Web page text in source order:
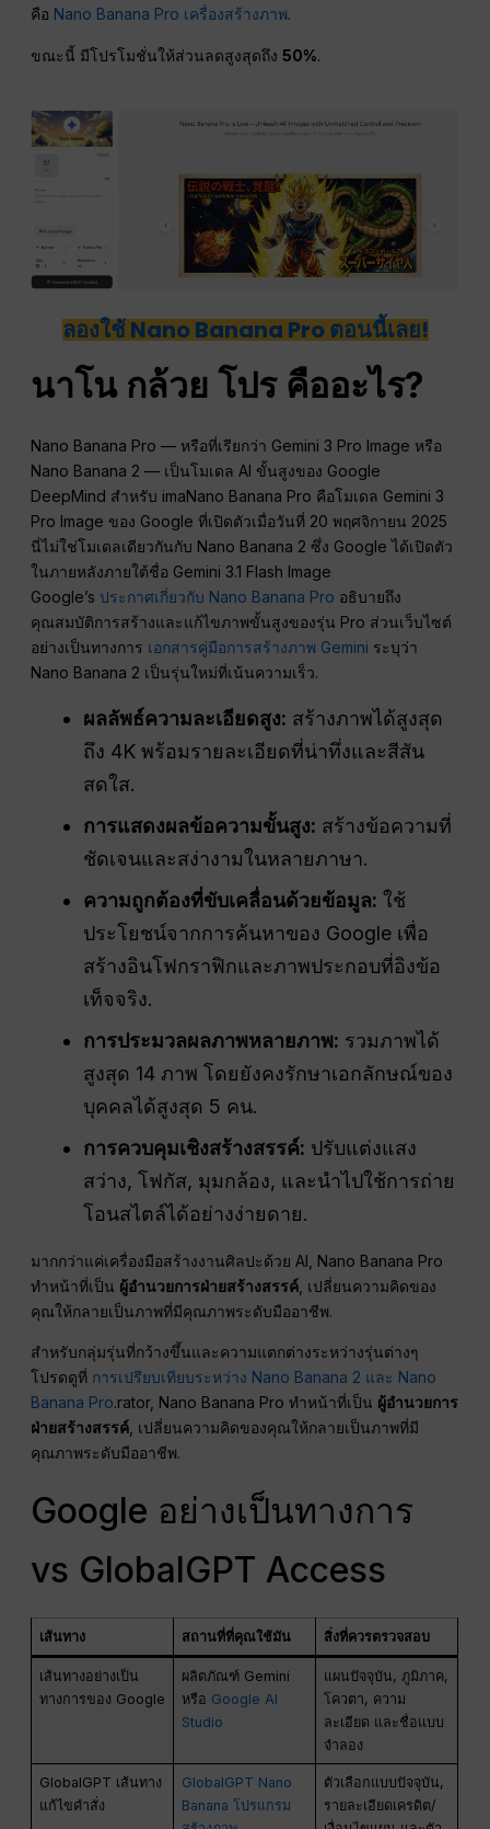
คือ Nano Banana Pro เครื่องสร้างภาพ.
ขณะนี้ มีโปรโมชั่นให้ส่วนลดสูงสุดถึง50%.
ลองใช้ Nano Banana Pro ตอนนี้เลย!
นาโน กล้วย โปร คืออะไร?
Nano Banana Pro — หรือที่เรียกว่า Gemini 3 Pro Image หรือ
Nano Banana 2 — เป็นโมเดล AI ขั้นสูงของ Google
DeepMind สำหรับ imaNano Banana Pro คือโมเดล Gemini 3
Pro Image ของ Google ที่เปิดตัวเมื่อวันที่ 20 พฤศจิกายน 2025
นี่ไม่ใช่โมเดลเดียวกันกับ Nano Banana 2 ซึ่ง Google ได้เปิดตัว
ในภายหลังภายใต้ชื่อ Gemini 3.1 Flash Image
Google’s ประกาศเกี่ยวกับ Nano Banana Pro อธิบายถึง
คุณสมบัติการสร้างและแก้ไขภาพขั้นสูงของรุ่น Pro ส่วนเว็บไซต์
อย่างเป็นทางการ เอกสารคู่มือการสร้างภาพ Gemini ระบุว่า
Nano Banana 2 เป็นรุ่นใหม่ที่เน้นความเร็ว.
ผลลัพธ์ความละเอียดสูง: สร้างภาพได้สูงสุด
ถึง 4K พร้อมรายละเอียดที่น่าทึ่งและสีสัน
สดใส.
การแสดงผลข้อความขั้นสูง: สร้างข้อความที่
ชัดเจนและสง่างามในหลายภาษา.
ความถูกต้องที่ขับเคลื่อนด้วยข้อมูล: ใช้
ประโยชน์จากการค้นหาของ Google เพื่อ
สร้างอินโฟกราฟิกและภาพประกอบที่อิงข้อ
เท็จจริง.
การประมวลผลภาพหลายภาพ: รวมภาพได้
สูงสุด 14 ภาพ โดยยังคงรักษาเอกลักษณ์ของ
บุคคลได้สูงสุด 5 คน.
การควบคุมเชิงสร้างสรรค์: ปรับแต่งแสง
สว่าง, โฟกัส, มุมกล้อง, และนำไปใช้การถ่าย
โอนสไตล์ได้อย่างง่ายดาย.
มากกว่าแค่เครื่องมือสร้างงานศิลปะด้วย AI, Nano Banana Pro
ทำหน้าที่เป็น ผู้อำนวยการฝ่ายสร้างสรรค์ , เปลี่ยนความคิดของ
คุณให้กลายเป็นภาพที่มีคุณภาพระดับมืออาชีพ.
สำหรับกลุ่มรุ่นที่กว้างขึ้นและความแตกต่างระหว่างรุ่นต่างๆ
โปรดดูที่ การเปรียบเทียบระหว่าง Nano Banana 2 และ Nano
Banana Pro.rator, Nano Banana Pro ทำหน้าที่เป็น ผู้อำนวยการ
ฝ่ายสร้างสรรค์ , เปลี่ยนความคิดของคุณให้กลายเป็นภาพที่มี
คุณภาพระดับมืออาชีพ.
Google อย่างเป็นทางการ
vs GlobalGPT Access
เส้นทาง สถานที่ที่คุณใช้มัน สิ่งที่ควรตรวจสอบ
เส้นทางอย่างเป็น
ทางการของ Google
ผลิตภัณฑ์ Gemini
หรือ Google AI
Studio
แผนปัจจุบัน, ภูมิภาค,
โควตา, ความ
ละเอียด และชื่อแบบ
จำลอง
GlobalGPT เส้นทาง
แก้ไขคำสั่ง
GlobalGPT Nano
Banana โปรแกรม
ตัวเลือกแบบปัจจุบัน,
รายละเอียดเครดิต/